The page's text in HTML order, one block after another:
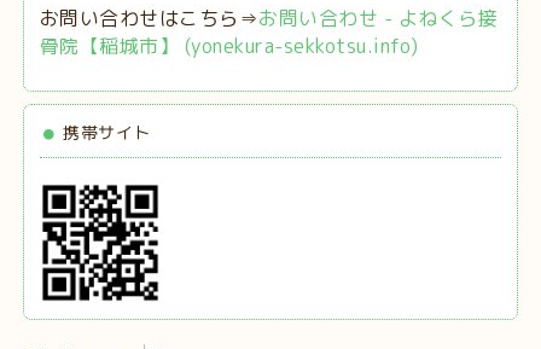
お問い合わせはこちら⇒お問い合わせ - よねくら接
骨院【稲城市】 (yonekura-sekkotsu.info)
携帯サイト